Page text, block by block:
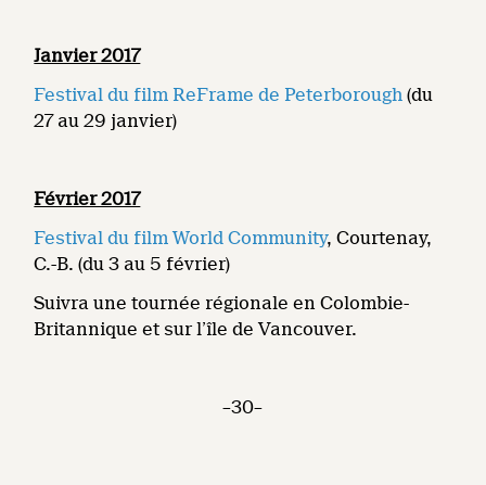
Janvier 2017
Festival du film ReFrame de Peterborough (du
27 au 29 janvier)
Février 2017
Festival du film World Community, Courtenay,
C.-B. (du 3 au 5 février)
Suivra une tournée régionale en Colombie-
Britannique et sur l’île de Vancouver.
–30–